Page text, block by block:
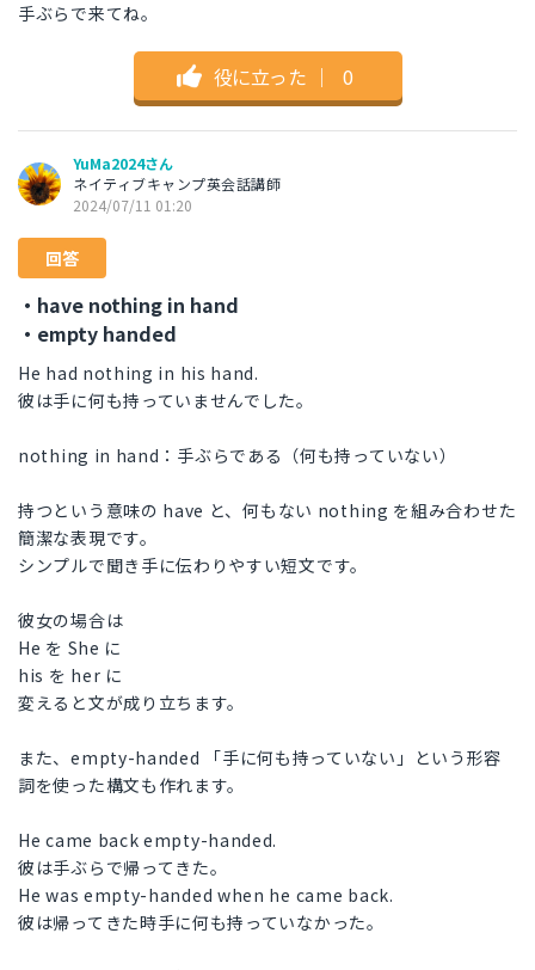
手ぶらで来てね。
役に立った ｜ 0
YuMa2024さん
ネイティブキャンプ英会話講師
2024/07/11 01:20
回答
・have nothing in hand
・empty handed
He had nothing in his hand.
彼は手に何も持っていませんでした。
nothing in hand：手ぶらである（何も持っていない）
持つという意味の have と、何もない nothing を組み合わせた
簡潔な表現です。
シンプルで聞き手に伝わりやすい短文です。
彼女の場合は
He を She に
his を her に
変えると文が成り立ちます。
また、empty-handed 「手に何も持っていない」という形容
詞を使った構文も作れます。
He came back empty-handed.
彼は手ぶらで帰ってきた。
He was empty-handed when he came back.
彼は帰ってきた時手に何も持っていなかった。